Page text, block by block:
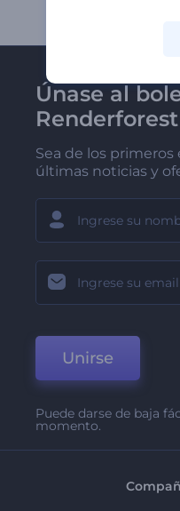
Únase al
Renderforest
Sea de los
últimas noticias y
Unirse
Puede darse de baja
momento.